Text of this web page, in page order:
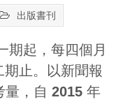
出版書刊
期起，每四個月
止。以新聞報
量，自 2015 年